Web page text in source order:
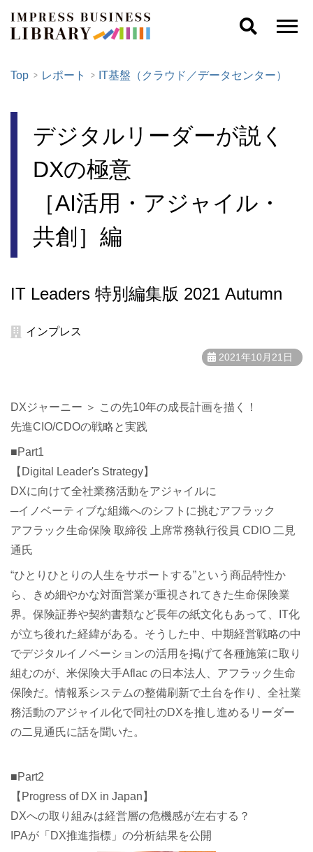
Top レポート IT基盤（クラウド／データセンター）
デジタルリーダーが説く
DXの極意
［AI活用・アジャイル・
共創］編
IT Leaders 特別編集版 2021 Autumn
インプレス
2021年10月21日
DXジャーニー ＞ この先10年の成長計画を描く！
先進CIO/CDOの戦略と実践
■Part1
【Digital Leader's Strategy】
DXに向けて全社業務活動をアジャイルに
─イノベーティブな組織へのシフトに挑むアフラック
アフラック生命保険 取締役 上席常務執行役員 CDIO 二見
通氏
“ひとりひとりの人生をサポートする”という商品特性か
ら、きめ細やかな対面営業が重視されてきた生命保険業
界。保険証券や契約書類など長年の紙文化もあって、IT化
が立ち後れた経緯がある。そうした中、中期経営戦略の中
でデジタルイノベーションの活用を掲げて各種施策に取り
組むのが、米保険大手Aflac の日本法人、アフラック生命
保険だ。情報系システムの整備刷新で土台を作り、全社業
務活動のアジャイル化で同社のDXを推し進めるリーダー
の二見通氏に話を聞いた。
■Part2
【Progress of DX in Japan】
DXへの取り組みは経営層の危機感が左右する？
IPAが「DX推進指標」の分析結果を公開